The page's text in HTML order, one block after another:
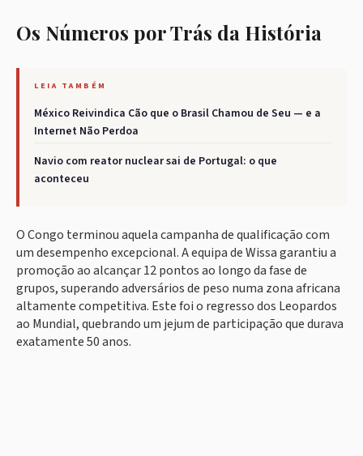
Os Números por Trás da História
LEIA TAMBÉM
México Reivindica Cão que o Brasil Chamou de Seu — e a
Internet Não Perdoa
Navio com reator nuclear sai de Portugal: o que
aconteceu
O Congo terminou aquela campanha de qualificação com
um desempenho excepcional. A equipa de Wissa garantiu a
promoção ao alcançar 12 pontos ao longo da fase de
grupos, superando adversários de peso numa zona africana
altamente competitiva. Este foi o regresso dos Leopardos
ao Mundial, quebrando um jejum de participação que durava
exatamente 50 anos.